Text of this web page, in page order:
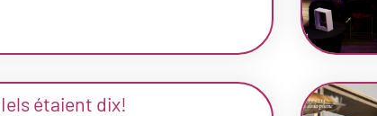
Iels étaient dix!